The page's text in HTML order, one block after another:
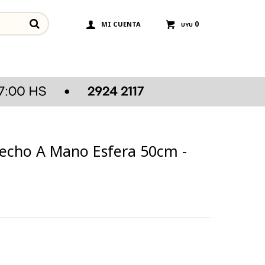
UYU 0
A Mano Esfera 50cm -